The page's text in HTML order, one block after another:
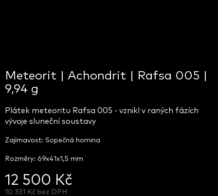
Meteorit | Achondrit | Rafsa 005 |
9,94 g
12 500 Kč
10 331 Kč bez DPH
Plátek meteoritu Rafsa 005 - vznikl v raných fázích
vývoje sluneční soustavy
Zajímavost: Sopečná hornina
Rozměry: 69x41x1,5 mm